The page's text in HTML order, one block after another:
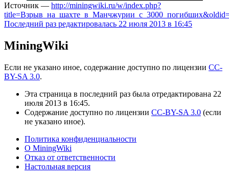
Источник — http://miningwiki.ru/w/index.php?
Последний раз редактировалась 22 июля 2013 в 16:45
MiningWiki
Если не указано иное, содержание доступно по лицензии CC-
BY-SA 3.0.
Эта страница в последний раз была отредактирована 22
июля 2013 в 16:45.
Содержание доступно по лицензии CC-BY-SA 3.0 (если
не указано иное).
Политика конфиденциальности
О MiningWiki
Отказ от ответственности
Настольная версия